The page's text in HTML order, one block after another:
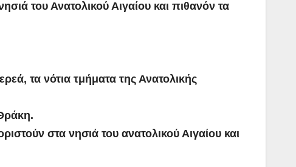
του Ανατολικού Αιγαίου και πιθανόν τα
τα νότια τμήματα της Ανατολικής
στα νησιά του ανατολικού Αιγαίου και